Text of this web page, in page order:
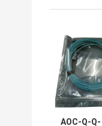
أريستا AOC-Q-Q-